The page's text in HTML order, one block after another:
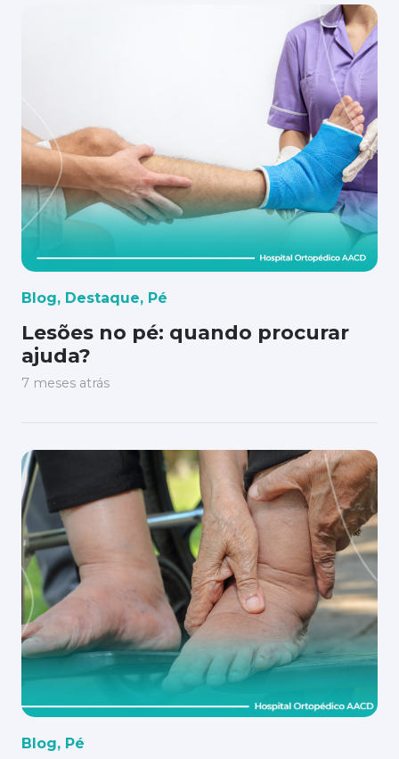
Blog, Destaque, Pé
Lesões no pé: quando procurar
ajuda?
7 meses atrás
Blog, Pé